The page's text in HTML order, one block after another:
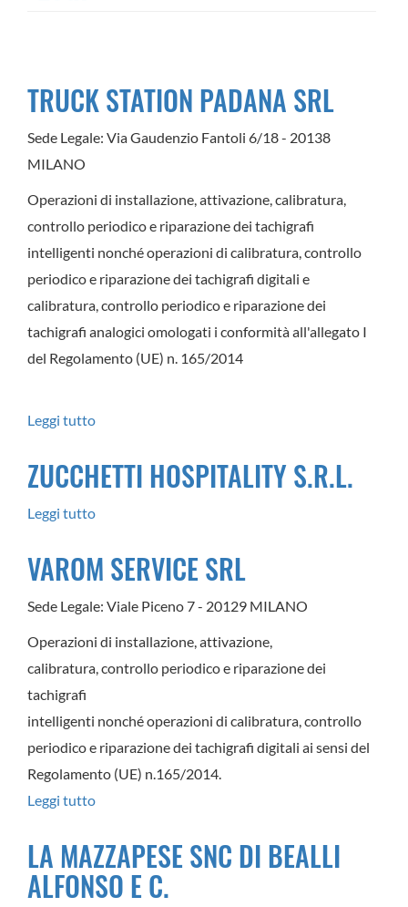
TRUCK STATION PADANA SRL
Sede Legale: Via Gaudenzio Fantoli 6/18 - 20138
MILANO
Operazioni di installazione, attivazione, calibratura,
controllo periodico e riparazione dei tachigrafi
intelligenti nonché operazioni di calibratura, controllo
periodico e riparazione dei tachigrafi digitali e
calibratura, controllo periodico e riparazione dei
tachigrafi analogici omologati i conformità all'allegato I
del Regolamento (UE) n. 165/2014
Leggi tutto
STATION
ZUCCHETTI HOSPITALITY S.R.L.
Leggi tutto
HOSPITALITY
VAROM SERVICE SRL
Sede Legale: Viale Piceno 7 - 20129 MILANO
Operazioni di installazione, attivazione,
calibratura, controllo periodico e riparazione dei
tachigrafi
intelligenti nonché operazioni di calibratura, controllo
periodico e riparazione dei tachigrafi digitali ai sensi del
Regolamento (UE) n.165/2014.
Leggi tutto
SERVICE
SRL
LA MAZZAPESE SNC DI BEALLI
ALFONSO E C.